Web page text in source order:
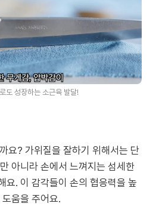
도 성장하는 소근육 발달!
요? 가위질을 잘하기 위해서는 단
아니라 손에서 느껴지는 섬세한
요. 이 감각들이 손의 협응력을 높
움을 주어요.